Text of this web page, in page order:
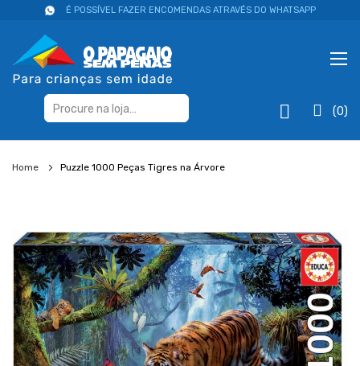
É POSSÍVEL FAZER ENCOMENDAS ATRAVÉS DO WHATSAPP
(0)
Home Puzzle 1000 Peças Tigres na Árvore
final
da
galeria
de
imagens